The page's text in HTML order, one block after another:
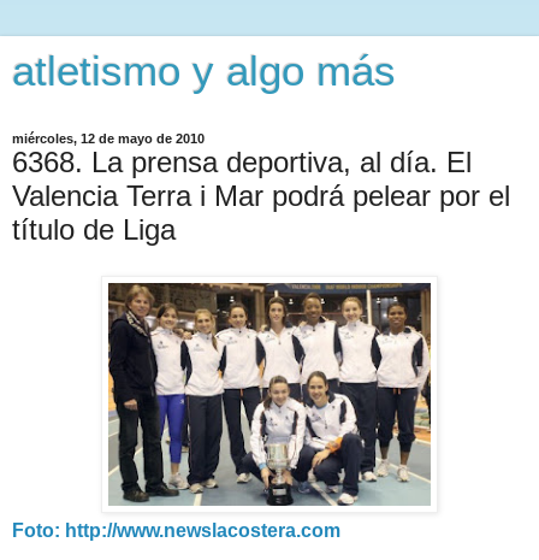
atletismo y algo más
miércoles, 12 de mayo de 2010
6368. La prensa deportiva, al día. El
Valencia Terra i Mar podrá pelear por el
título de Liga
Foto: http://www.newslacostera.com